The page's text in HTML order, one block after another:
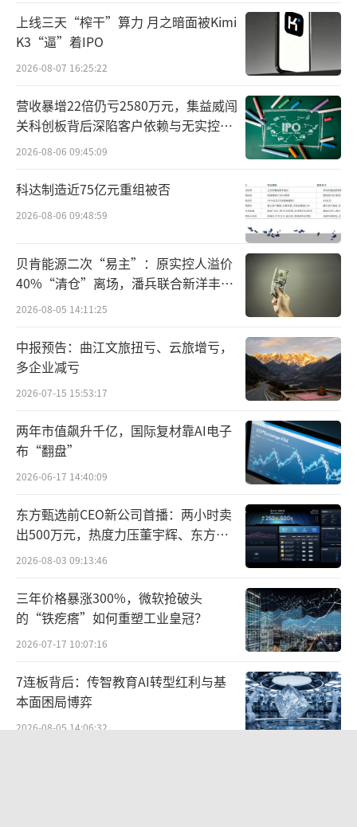
据悉，Ozempic和Rybelsus都已经在中国
获批上市。此前，诺和诺德还透露，预计Wego
vy今年将在中国获批上市，这款产品最开始将
以自费选择为主，并且有数量限制。
国内药企方面，也在加速布局。对此，奥
优国际董事长张玥表示，目前司美格鲁肽相关
药物前景看起来非常有潜力。许多上市公司都
在布局司美格鲁肽相关产品，这表明该药物的
市场前景广阔。司美格鲁肽作为一种新型的降
糖药物，已经在临床实践中被证明是有效的，
并且被广泛接受和认可。
“上市公司争相研发相关产品的原因主要
药物可以同时用于治疗糖尿病和减重，这对于
许多患者来说是一个非常有吸引力的选择。此
外，生物类似药的上市可能会降低药物的成
本，从而使得更多的人能够负担得起。”张玥
分析称。
上线三天“榨干”算力 月之暗面被Kimi
K3“逼”着IPO
2026-08-07 16:25:22
营收暴增22倍仍亏2580万元，集益威闯
关科创板背后深陷客户依赖与无实控人
困局
2026-08-06 09:45:09
科达制造近75亿元重组被否
2026-08-06 09:48:59
贝肯能源二次“易主”：原实控人溢价
40%“清仓”离场，潘兵联合新洋丰、
宏科百世拟入主
2026-08-05 14:11:25
中报预告：曲江文旅扭亏、云旅增亏，
多企业减亏
2026-07-15 15:53:17
两年市值飙升千亿，国际复材靠AI电子
布“翻盘”
2026-06-17 14:40:09
东方甄选前CEO新公司首播：两小时卖
出500万元，热度力压董宇辉、东方甄
选
2026-08-03 09:13:46
三年价格暴涨300%，微软抢破头
的“铁疙瘩”如何重塑工业皇冠？
2026-07-17 10:07:16
7连板背后：传智教育AI转型红利与基
本面困局博弈
2026-08-05 14:06:32